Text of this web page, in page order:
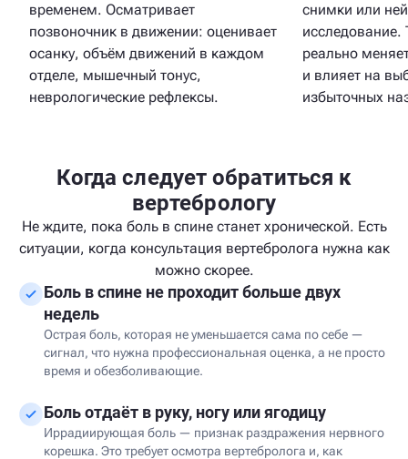
временем. Осматривает
позвоночник в движении: оценивает
осанку, объём движений в каждом
отделе, мышечный тонус,
неврологические рефлексы.
снимки или
исследование.
реально
и влияет на
избыточных
Когда следует обратиться к
вертебрологу
Не ждите, пока боль в спине станет хронической. Есть
ситуации, когда консультация вертебролога нужна как
можно скорее.
Боль в спине не проходит больше двух
недель
Острая боль, которая не уменьшается сама по себе —
сигнал, что нужна профессиональная оценка, а не просто
время и обезболивающие.
Боль отдаёт в руку, ногу или ягодицу
Иррадиирующая боль — признак раздражения нервного
корешка. Это требует осмотра вертебролога и, как